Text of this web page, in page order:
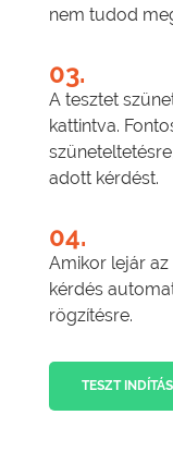
nem tudod
03.
A tesztet
kattintva.
adott kérdést.
04.
Amikor lejár
kérdés
rögzítésre.
TESZT